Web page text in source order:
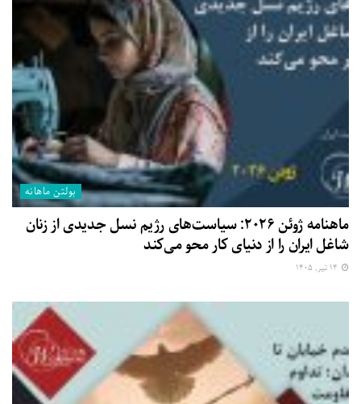
بولتن ماهانه
ماهنامه ژوئن ۲۰۲۶: سیاست‌های رژیم نسل جدیدی از زنان
شاغل ایران را از دنیای کار محو می‌کند